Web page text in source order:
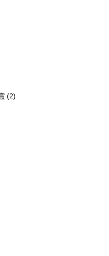
(2)